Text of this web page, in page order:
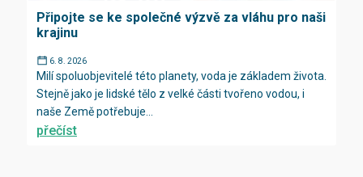
Připojte se ke společné výzvě za vláhu pro naši
krajinu
6. 8. 2026
Milí spoluobjevitelé této planety, voda je základem života.
Stejně jako je lidské tělo z velké části tvořeno vodou, i
naše Země potřebuje...
přečíst